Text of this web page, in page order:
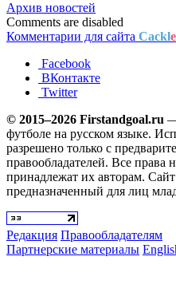
Архив новостей
Comments are disabled
Комментарии для сайта Cackle
Facebook
ВКонтакте
Twitter
© 2015–2026 Firstandgoal.ru —
футболе на русском языке.
разрешено только с
правообладателей. Все права
принадлежат их авторам.
предназначенный для лиц
Редакция Правообладателям
Партнерские материалы